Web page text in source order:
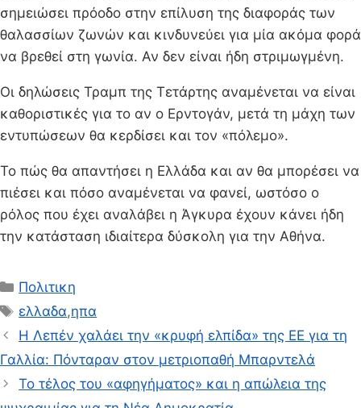
σημειώσει πρόοδο στην επίλυση της διαφοράς των
θαλασσίων ζωνών και κινδυνεύει για μία ακόμα φορά
να βρεθεί στη γωνία. Αν δεν είναι ήδη στριμωγμένη.
Οι δηλώσεις Τραμπ της Τετάρτης αναμένεται να είναι
καθοριστικές για το αν ο Ερντογάν, μετά τη μάχη των
εντυπώσεων θα κερδίσει και τον «πόλεμο».
Το πώς θα απαντήσει η Ελλάδα και αν θα μπορέσει να
πιέσει και πόσο αναμένεται να φανεί, ωστόσο ο
ρόλος που έχει αναλάβει η Άγκυρα έχουν κάνει ήδη
την κατάσταση ιδιαίτερα δύσκολη για την Αθήνα.
Κατηγορίες
Πολιτικη
Ετικέτες
ελλαδα,ηπα
Η Λεπέν χαλάει την «κρυφή ελπίδα» της ΕΕ για τη
Γαλλία: Πόνταραν στον μετριοπαθή Μπαρντελά
Το τέλος του «αφηγήματος» και η απώλεια της